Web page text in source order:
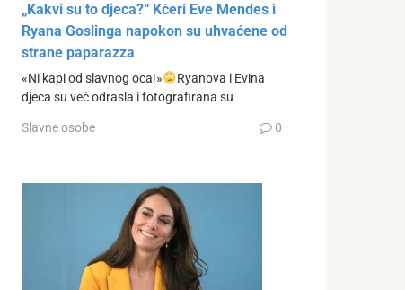
„Kakvi su to djeca?“ Kćeri Eve Mendes i
Ryana Goslinga napokon su uhvaćene od
strane paparazza
«Ni kapi od slavnog oca!»
Ryanova i Evina
djeca su već odrasla i fotografirana su
Slavne osobe 0